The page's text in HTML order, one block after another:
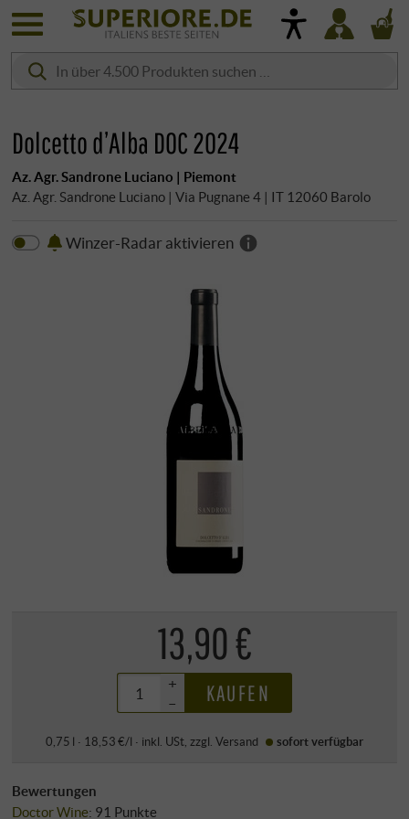
Dolcetto d’Alba DOC 2024
Az. Agr. Sandrone Luciano | Piemont
Az. Agr. Sandrone Luciano | Via Pugnane 4 | IT 12060 Barolo
Winzer-Radar aktivieren
13,90 €
+
–
KAUFEN
0,75 l · 18,53 €/l · inkl. USt , zzgl.Versand sofort verfügbar
Bewertungen
Doctor Wine: 91 Punkte